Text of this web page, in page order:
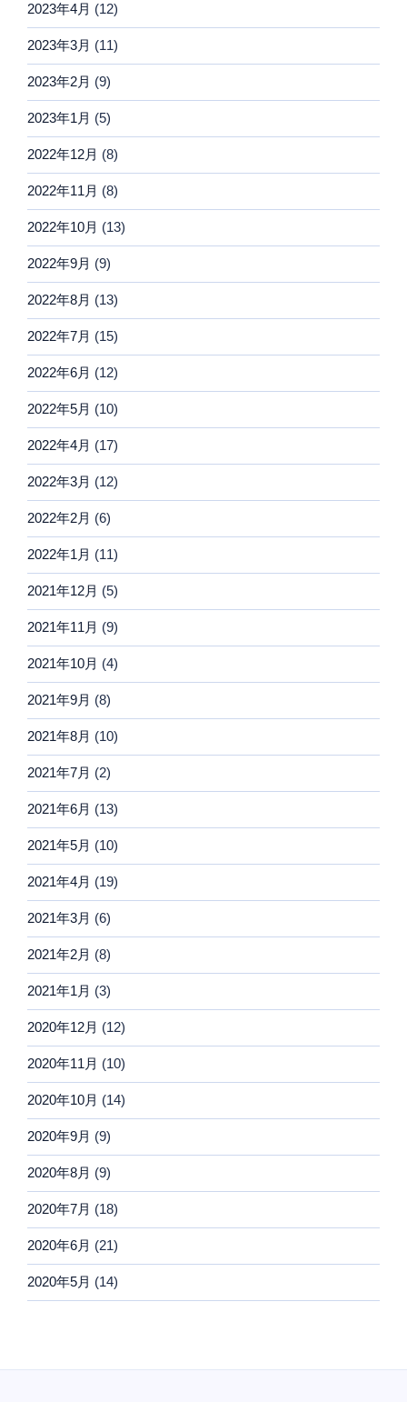
2023年4月 (12)
2023年3月 (11)
2023年2月 (9)
2023年1月 (5)
2022年12月 (8)
2022年11月 (8)
2022年10月 (13)
2022年9月 (9)
2022年8月 (13)
2022年7月 (15)
2022年6月 (12)
2022年5月 (10)
2022年4月 (17)
2022年3月 (12)
2022年2月 (6)
2022年1月 (11)
2021年12月 (5)
2021年11月 (9)
2021年10月 (4)
2021年9月 (8)
2021年8月 (10)
2021年7月 (2)
2021年6月 (13)
2021年5月 (10)
2021年4月 (19)
2021年3月 (6)
2021年2月 (8)
2021年1月 (3)
2020年12月 (12)
2020年11月 (10)
2020年10月 (14)
2020年9月 (9)
2020年8月 (9)
2020年7月 (18)
2020年6月 (21)
2020年5月 (14)